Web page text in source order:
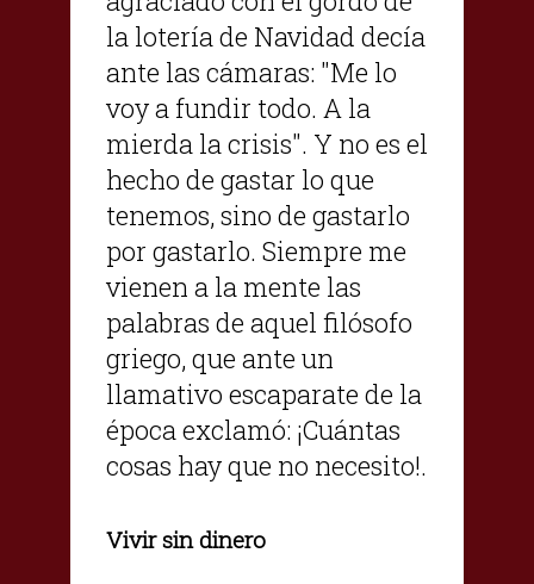
la lotería de Navidad decía
ante las cámaras: "Me lo
voy a fundir todo. A la
mierda la crisis". Y no es el
hecho de gastar lo que
tenemos, sino de gastarlo
por gastarlo. Siempre me
vienen a la mente las
palabras de aquel filósofo
griego, que ante un
llamativo escaparate de la
época exclamó: ¡Cuántas
cosas hay que no necesito!.
Vivir sin dinero